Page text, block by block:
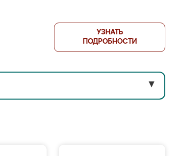
УЗНАТЬ
ПОДРОБНОСТИ
▼